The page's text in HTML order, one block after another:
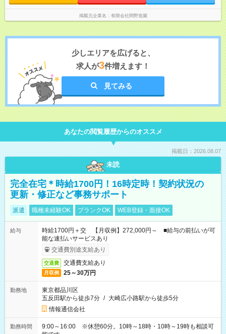
掲載元企業名 有限会社関野造園
少しエリアを広げると、
求人が3件増えます！
見てみる
あなたの閲覧履歴からのオススメ
掲載日：2026.08.07
未読
完全在宅＊時給1700円！16時定時！契約状況の
更新・修正など事務サポート
派遣 職種未経験OK ブランクOK WEB登録・面接OK
給与
時給1700円＋交 【月収例】272,000円～ ■給与の前払いが可
能な速払いサービスあり
交通費別途支給あり
交通費 交通費支給あり
月収例 25～30万円
勤務地
東京都品川区
五反田駅から徒歩7分 / 大崎広小路駅から徒歩5分
情報通信会社
勤務時間
9:00～16:00 ※休憩60分。10時～18時・10時～19時も相談可